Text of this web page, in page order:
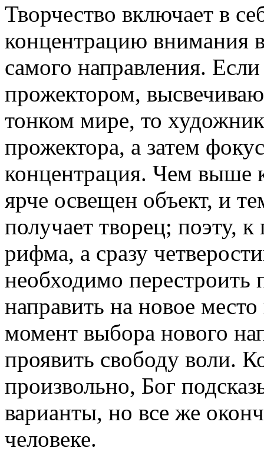
Творчество включает в
концентрацию внимания
самого направления.
прожектором,
тонком мире, то
прожектора, а затем
концентрация. Чем выше
ярче освещен объект, и
получает творец; поэту,
рифма, а сразу
необходимо перестроить
направить на новое
момент выбора нового
проявить свободу воли.
произвольно, Бог
варианты, но все же
человеке.